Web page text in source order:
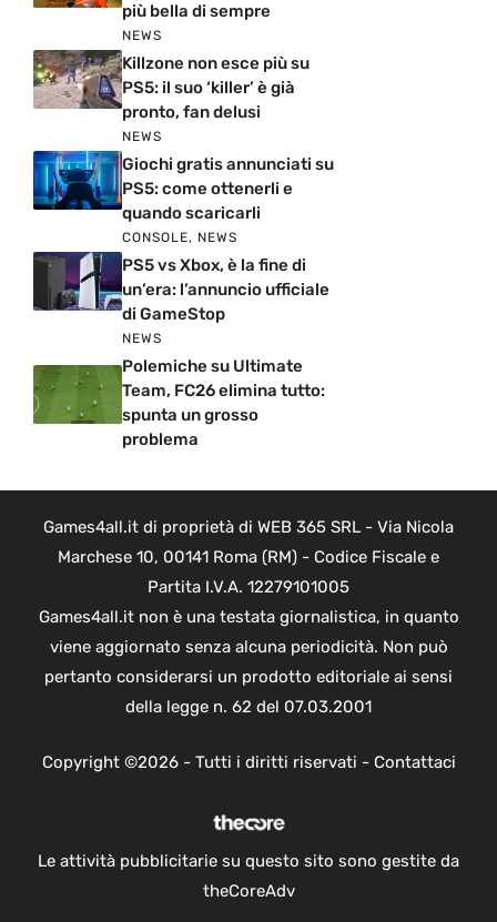
più bella di sempre
NEWS
Killzone non esce più su
PS5: il suo ‘killer’ è già
pronto, fan delusi
NEWS
Giochi gratis annunciati su
PS5: come ottenerli e
quando scaricarli
CONSOLE, NEWS
PS5 vs Xbox, è la fine di
un’era: l’annuncio ufficiale
di GameStop
NEWS
Polemiche su Ultimate
Team, FC26 elimina tutto:
spunta un grosso
problema
Games4all.it di proprietà di WEB 365 SRL - Via Nicola
Marchese 10, 00141 Roma (RM) - Codice Fiscale e
Partita I.V.A. 12279101005
Games4all.it non è una testata giornalistica, in quanto
viene aggiornato senza alcuna periodicità. Non può
pertanto considerarsi un prodotto editoriale ai sensi
della legge n. 62 del 07.03.2001
Copyright ©2026 - Tutti i diritti riservati - Contattaci
Le attività pubblicitarie su questo sito sono gestite da
theCoreAdv